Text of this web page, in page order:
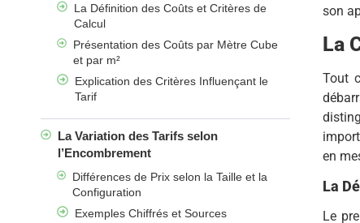
La Définition des Coûts et Critères de
Calcul
Présentation des Coûts par Mètre Cube
et par m²
Explication des Critères Influençant le
Tarif
La Variation des Tarifs selon
l’Encombrement
Différences de Prix selon la Taille et la
Configuration
Exemples Chiffrés et Sources
son
La
Tout
en
La
Le